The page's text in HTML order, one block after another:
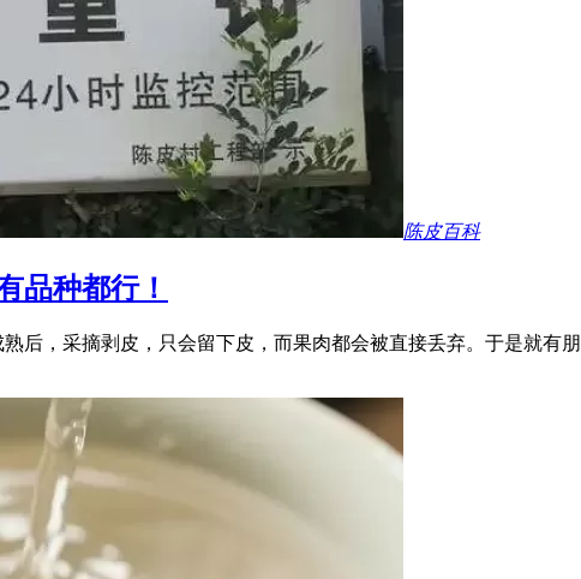
陈皮百科
品种都行！
后，采摘剥皮，只会留下皮，而果肉都会被直接丢弃。于是就有